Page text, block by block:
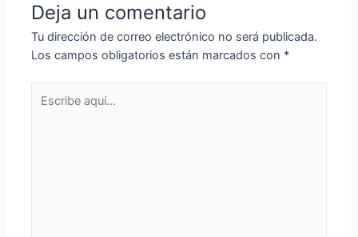
Deja un comentario
Tu dirección de correo electrónico no será publicada.
Los campos obligatorios están marcados con *
aquí...